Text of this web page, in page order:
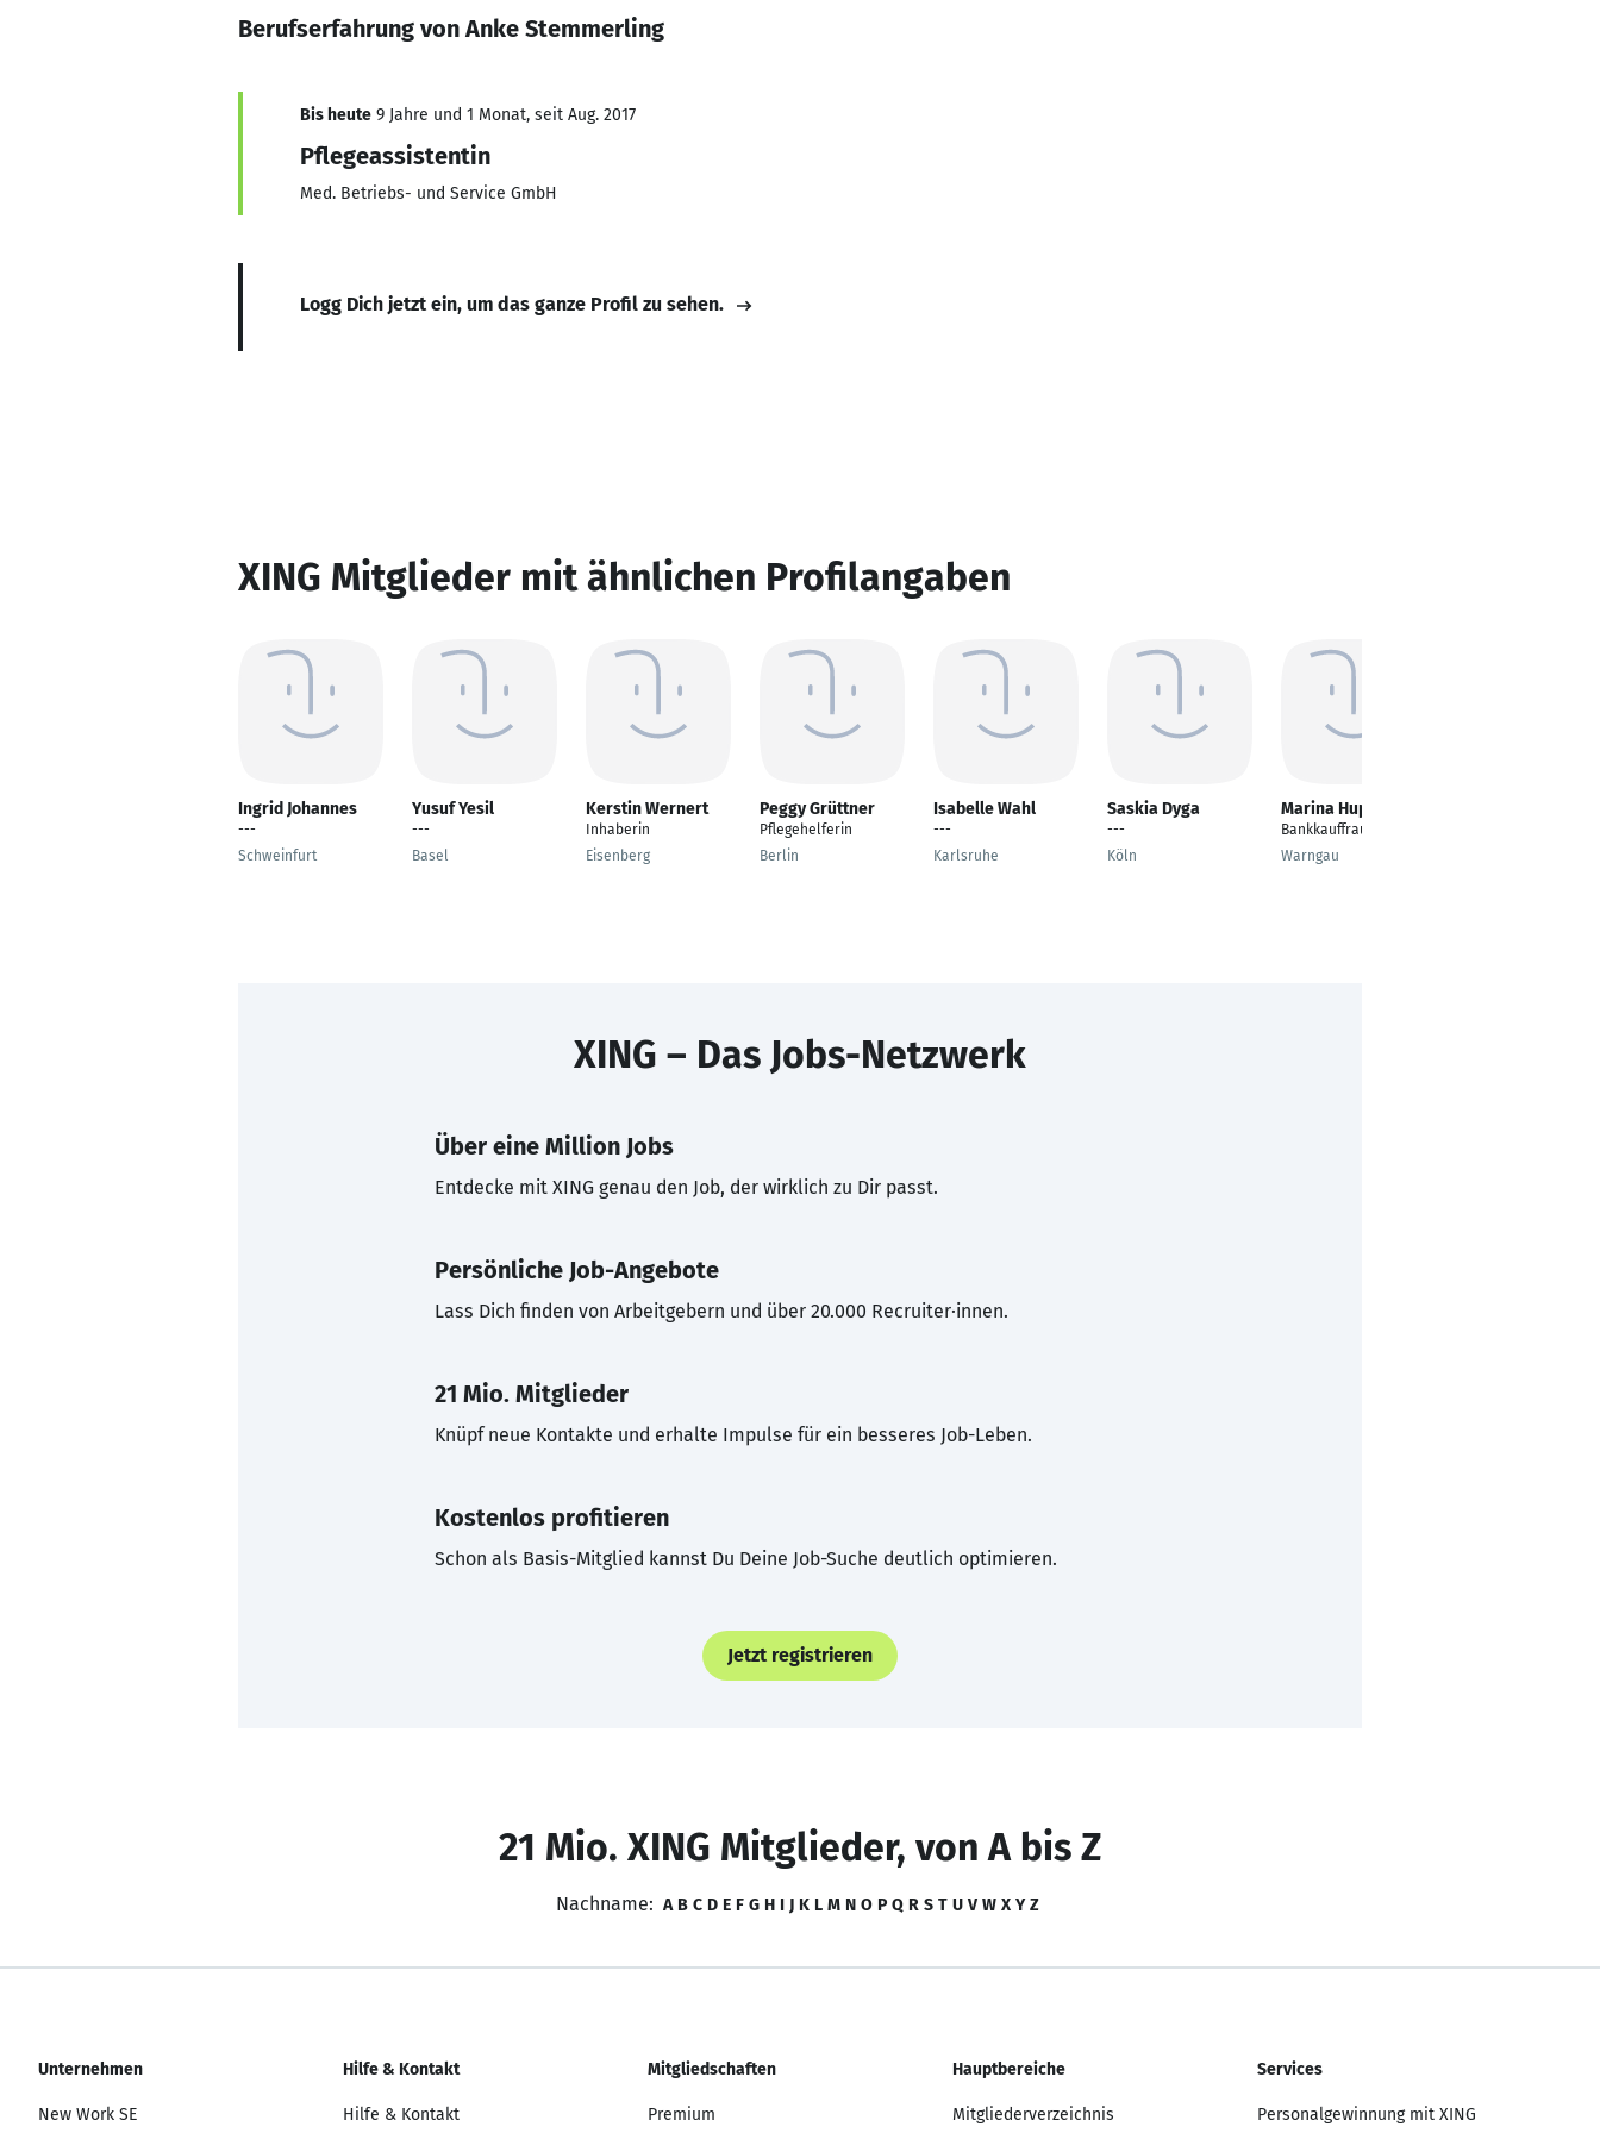
Berufserfahrung von Anke Stemmerling
Bis heute 9 Jahre und 1 Monat, seit Aug. 2017
Pflegeassistentin
Med. Betriebs- und Service GmbH
Logg Dich jetzt ein, um das ganze Profil zu sehen.
XING Mitglieder mit ähnlichen Profilangaben
Ingrid Johannes
---
Schweinfurt
Yusuf Yesil
---
Basel
Kerstin Wernert
Inhaberin
Eisenberg
Peggy Grüttner
Pflegehelferin
Berlin
Isabelle Wahl
---
Karlsruhe
Saskia Dyga
---
Köln
Marina Hupfauer
Bankkauffrau
Warngau
XING – Das Jobs-Netzwerk
Über eine Million Jobs
Entdecke mit XING genau den Job, der wirklich zu Dir passt.
Persönliche Job-Angebote
Lass Dich finden von Arbeitgebern und über 20.000 Recruiter·innen.
21 Mio. Mitglieder
Knüpf neue Kontakte und erhalte Impulse für ein besseres Job-Leben.
Kostenlos profitieren
Schon als Basis-Mitglied kannst Du Deine Job-Suche deutlich optimieren.
Jetzt registrieren
21 Mio. XING Mitglieder, von A bis Z
Nachname: A B C D E F G H I J K L M N O P Q R S T U V W X Y Z
Unternehmen
New Work SE
Hilfe & Kontakt
Hilfe & Kontakt
Mitgliedschaften
Premium
Hauptbereiche
Mitgliederverzeichnis
Services
Personalgewinnung mit XING